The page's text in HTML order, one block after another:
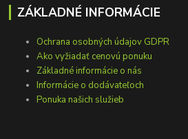
ZÁKLADNÉ INFORMÁCIE
Ochrana osobných údajov GDPR
Ako vyžiadať cenovú ponuku
Základné informácie o nás
Informácie o dodávateľoch
Ponuka našich služieb